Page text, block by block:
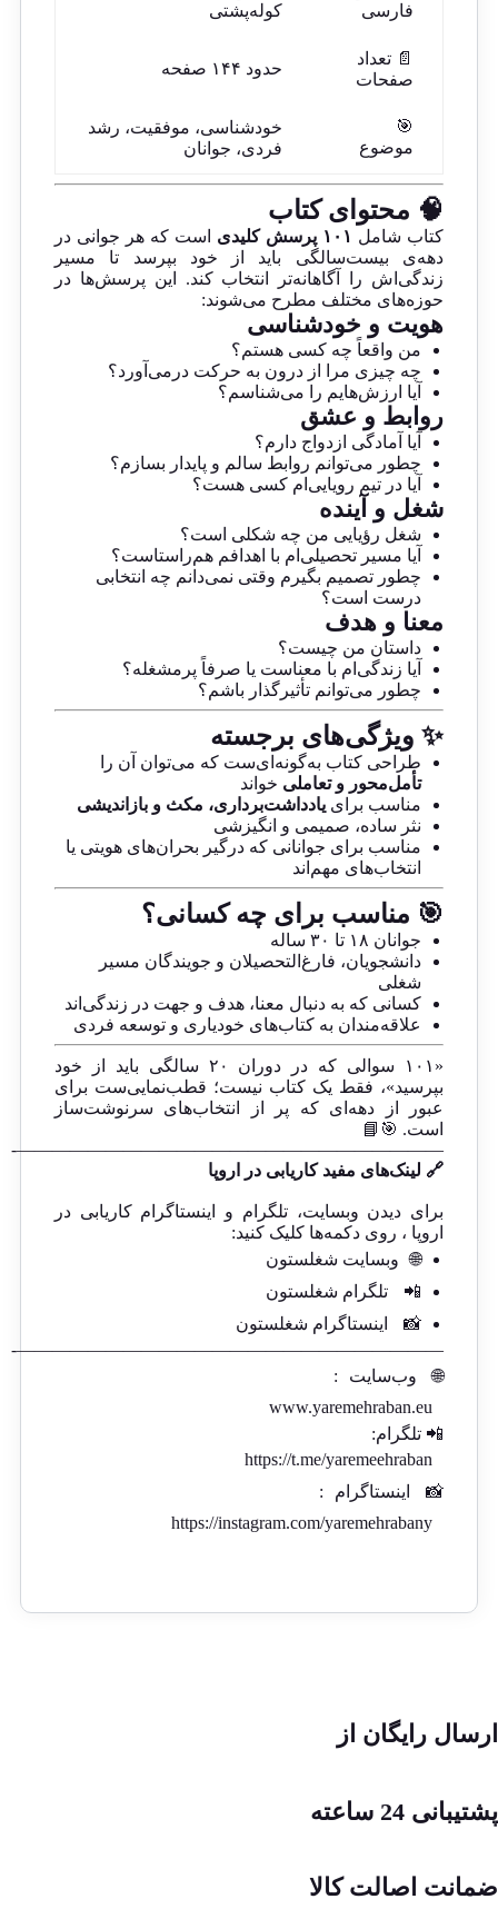
فارسی
کوله‌پشتی
📄 تعداد
صفحات
حدود ۱۴۴ صفحه
🎯
موضوع
خودشناسی، موفقیت، رشد
فردی، جوانان
🧠 محتوای کتاب
کتاب شامل ۱۰۱ پرسش کلیدی
است که هر جوانی در
دهه‌ی بیست‌سالگی باید از خود بپرسد تا مسیر
زندگی‌اش را آگاهانه‌تر انتخاب کند. این پرسش‌ها در
حوزه‌های مختلف مطرح می‌شوند:
هویت و خودشناسی
من واقعاً چه کسی هستم؟
چه چیزی مرا از درون به حرکت درمی‌آورد؟
آیا ارزش‌هایم را می‌شناسم؟
روابط و عشق
آیا آمادگی ازدواج دارم؟
چطور می‌توانم روابط سالم و پایدار بسازم؟
آیا در تیم رویایی‌ام کسی هست؟
شغل و آینده
شغل رؤیایی من چه شکلی است؟
آیا مسیر تحصیلی‌ام با اهدافم هم‌راستاست؟
چطور تصمیم بگیرم وقتی نمی‌دانم چه انتخابی
درست است؟
معنا و هدف
داستان من چیست؟
آیا زندگی‌ام با معناست یا صرفاً پرمشغله؟
چطور می‌توانم تأثیرگذار باشم؟
✨ ویژگی‌های برجسته
طراحی کتاب به‌گونه‌ای‌ست که می‌توان آن را
تأمل‌محور و تعاملی خواند
مناسب برای یادداشت‌برداری، مکث و بازاندیشی
نثر ساده، صمیمی و انگیزشی
مناسب برای جوانانی که درگیر بحران‌های هویتی یا
انتخاب‌های مهم‌اند
🎯 مناسب برای چه کسانی؟
جوانان ۱۸ تا ۳۰ ساله
دانشجویان، فارغ‌التحصیلان و جویندگان مسیر
شغلی
کسانی که به دنبال معنا، هدف و جهت در زندگی‌اند
علاقه‌مندان به کتاب‌های خودیاری و توسعه فردی
«۱۰۱ سوالی که در دوران ۲۰ سالگی باید از خود
بپرسید»، فقط یک کتاب نیست؛ قطب‌نمایی‌ست برای
عبور از دهه‌ای که پر از انتخاب‌های سرنوشت‌ساز
است. 🎯📘
————————————————————————-
🔗 لینک‌های مفید کاریابی در اروپا
برای دیدن وبسایت، تلگرام و اینستاگرام کاریابی در
اروپا ، روی دکمه‌ها کلیک کنید:
🌐
وبسایت شغلستون
📲
تلگرام شغلستون
📸
اینستاگرام شغلستون
————————————————————————-
🌐
وب‌سایت
:
www.yaremehraban.eu
📲 تلگرام:
https://t.me/yaremeehraban
📸
اینستاگرام
:
https://instagram.com/yaremehrabany
ارسال رایگان از
پشتیبانی 24 ساعته
ضمانت اصالت کالا